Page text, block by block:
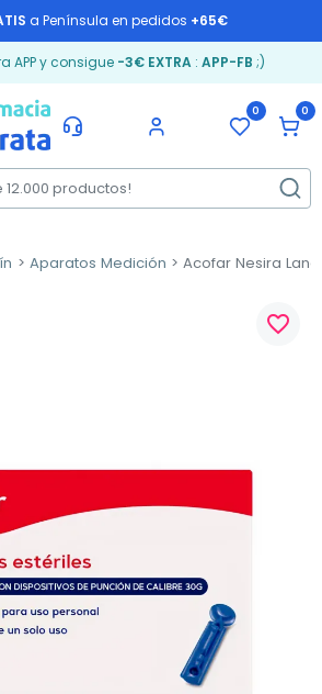
a Península en pedidos +65€
APP y consigue -3€ EXTRA: APP-FB ;)
0 0
Aparatos Medición Acofar Nesira
favorite_border